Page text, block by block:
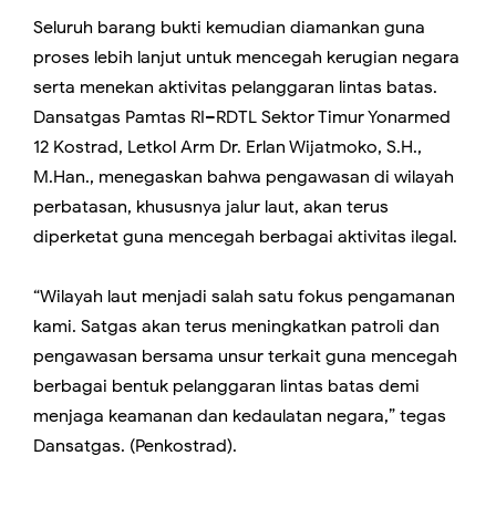
Seluruh barang bukti kemudian diamankan guna
proses lebih lanjut untuk mencegah kerugian negara
serta menekan aktivitas pelanggaran lintas batas.
Dansatgas Pamtas RI–RDTL Sektor Timur Yonarmed
12 Kostrad, Letkol Arm Dr. Erlan Wijatmoko, S.H.,
M.Han., menegaskan bahwa pengawasan di wilayah
perbatasan, khususnya jalur laut, akan terus
diperketat guna mencegah berbagai aktivitas ilegal.
“Wilayah laut menjadi salah satu fokus pengamanan
kami. Satgas akan terus meningkatkan patroli dan
pengawasan bersama unsur terkait guna mencegah
berbagai bentuk pelanggaran lintas batas demi
menjaga keamanan dan kedaulatan negara,” tegas
Dansatgas. (Penkostrad).